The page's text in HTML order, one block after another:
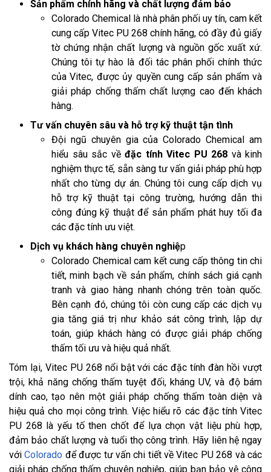
Sản phẩm chính hãng và chất lượng đảm bảo
Colorado Chemical là nhà phân phối uy tín, cam kết
cung cấp Vitec PU 268 chính hãng, có đầy đủ giấy
tờ chứng nhận chất lượng và nguồn gốc xuất xứ.
Chúng tôi tự hào là đối tác phân phối chính thức
của Vitec, được ủy quyền cung cấp sản phẩm và
giải pháp chống thấm chất lượng cao đến khách
hàng.
Tư vấn chuyên sâu và hỗ trợ kỹ thuật tận tình
Đội ngũ chuyên gia của Colorado Chemical am
hiểu sâu sắc về đặc tính Vitec PU 268 và kinh
nghiệm thực tế, sẵn sàng tư vấn giải pháp phù hợp
nhất cho từng dự án. Chúng tôi cung cấp dịch vụ
hỗ trợ kỹ thuật tại công trường, hướng dẫn thi
công đúng kỹ thuật để sản phẩm phát huy tối đa
các đặc tính ưu việt.
Dịch vụ khách hàng chuyên nghiệp
Colorado Chemical cam kết cung cấp thông tin chi
tiết, minh bạch về sản phẩm, chính sách giá cạnh
tranh và giao hàng nhanh chóng trên toàn quốc.
Bên cạnh đó, chúng tôi còn cung cấp các dịch vụ
gia tăng giá trị như khảo sát công trình, lập dự
toán, giúp khách hàng có được giải pháp chống
thấm tối ưu và hiệu quả nhất.
Tóm lại, Vitec PU 268 nổi bật với các đặc tính đàn hồi vượt
trội, khả năng chống thấm tuyệt đối, kháng UV, và độ bám
dính cao, tạo nên một giải pháp chống thấm toàn diện và
hiệu quả cho mọi công trình. Việc hiểu rõ các đặc tính Vitec
PU 268 là yếu tố then chốt để lựa chọn vật liệu phù hợp,
đảm bảo chất lượng và tuổi thọ công trình. Hãy liên hệ ngay
với Colorado để được tư vấn chi tiết về Vitec PU 268 và các
giải pháp chống thấm chuyên nghiệp, giúp bạn bảo vệ công